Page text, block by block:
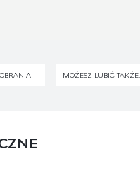
MOŻESZ LUBIĆ TAKŻE...